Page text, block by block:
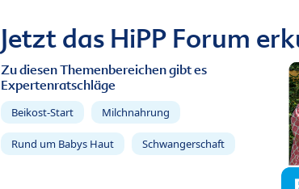
Jetzt das HiPP Forum
Zu diesen Themenbereichen gibt es
Expertenratschläge
Beikost-Start Milchnahrung
Rund um Babys Haut Schwangerschaft